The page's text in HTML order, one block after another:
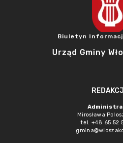
Biuletyn
Urząd Gminy
Mirosława
tel. +48 65 52